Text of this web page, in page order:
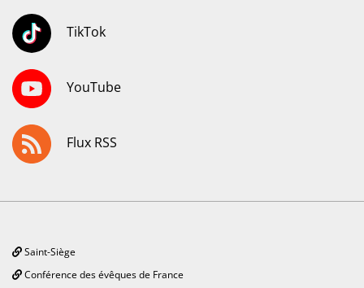
TikTok
YouTube
Flux RSS
Saint-Siège
Conférence des évêques de France